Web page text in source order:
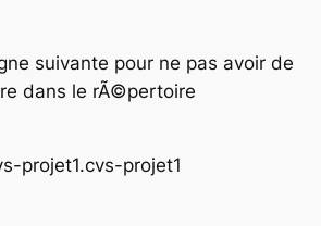
suivante pour ne pas avoir de
dans le rÃ©pertoire
projet1.cvs-projet1